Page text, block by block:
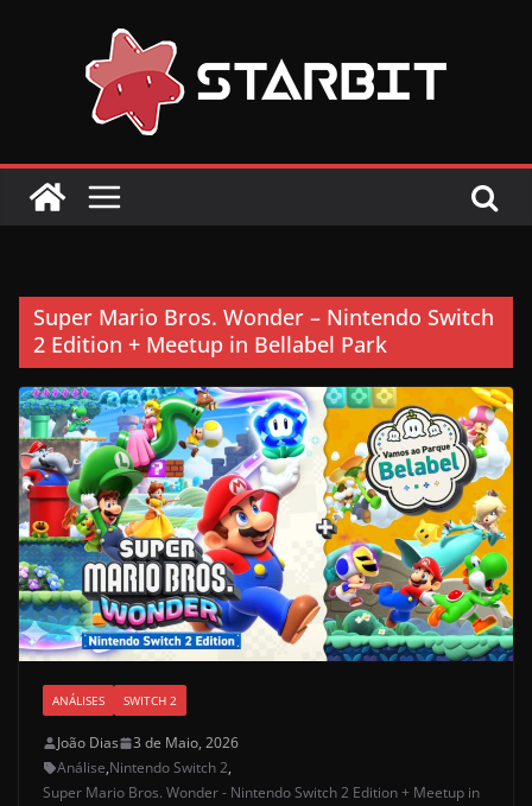
Super Mario Bros. Wonder – Nintendo Switch
2 Edition + Meetup in Bellabel Park
ANÁLISES SWITCH 2
João Dias
3 de Maio, 2026
Análise,Nintendo Switch 2,
Super Mario Bros. Wonder - Nintendo Switch 2 Edition + Meetup in